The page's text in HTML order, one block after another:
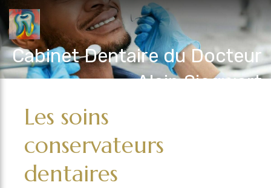
Cabinet Dentaire du Docteur
Alain Siegwart
Les soins
conservateurs
dentaires